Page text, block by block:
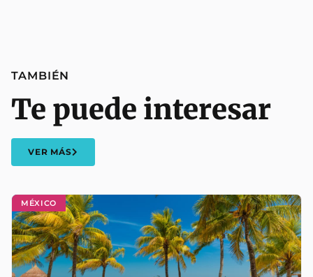
MÉXICO
TAMBIÉN
Te puede interesar
VER MÁS